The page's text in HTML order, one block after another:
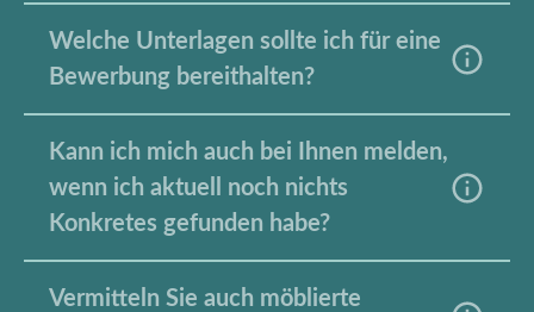
Welche Unterlagen sollte ich für eine
Bewerbung bereithalten?
Kann ich mich auch bei Ihnen melden,
wenn ich aktuell noch nichts
Konkretes gefunden habe?
Vermitteln Sie auch möblierte